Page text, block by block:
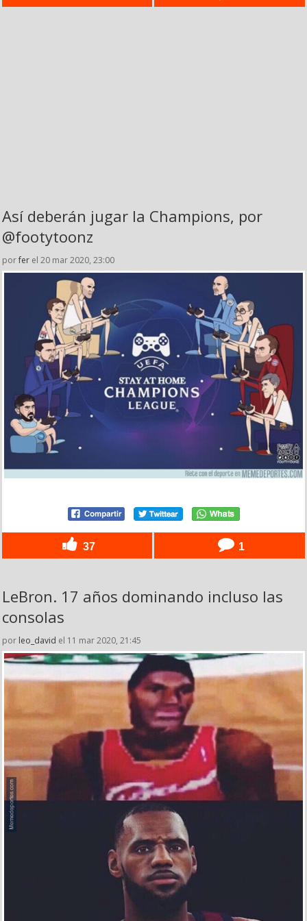
Así deberán jugar la Champions, por
@footytoonz
porfer el 20 mar 2020, 23:00
37 1
LeBron. 17 años dominando incluso las
consolas
por leo_david el 11 mar 2020, 21:45